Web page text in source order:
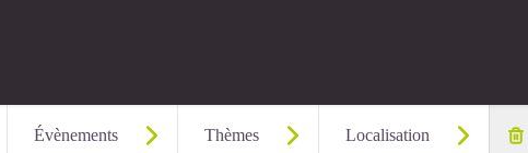
Évènements Thèmes Localisation